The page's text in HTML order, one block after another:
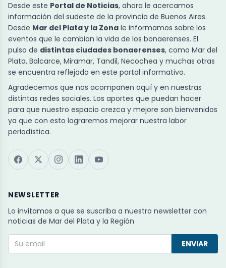
Desde este Portal de Noticias, ahora le acercamos
información del sudeste de la provincia de Buenos Aires.
Desde Mar del Plata y la Zona le informamos sobre los
eventos que le cambian la vida de los bonaerenses. El
pulso de distintas ciudades bonaerenses, como Mar del
Plata, Balcarce, Miramar, Tandil, Necochea y muchas otras
se encuentra reflejado en este portal informativo.
Agradecemos que nos acompañen aquí y en nuestras
distintas redes sociales. Los aportes que puedan hacer
para que nuestro espacio crezca y mejore son bienvenidos
ya que con esto lograremos mejorar nuestra labor
periodística.
NEWSLETTER
Lo invitamos a que se suscriba a nuestro newsletter con
noticias de Mar del Plata y la Región
ENVIAR